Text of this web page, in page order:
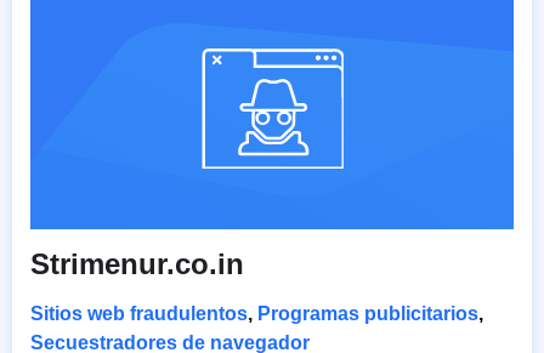
Strimenur.co.in
Sitios web fraudulentos, Programas publicitarios,
Secuestradores de navegador